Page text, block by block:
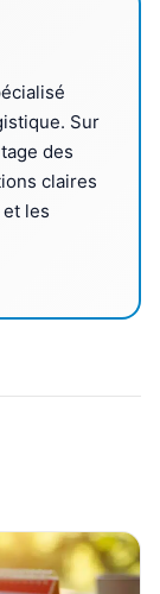
Sur
des
claires
les